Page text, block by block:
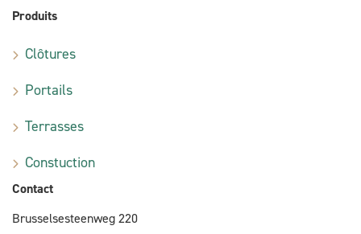
Produits
Clôtures
Portails
Terrasses
Constuction
Contact
Brusselsesteenweg 220